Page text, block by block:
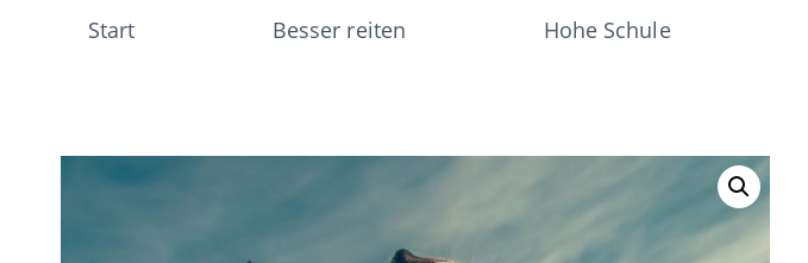
Start Besser reiten Hohe Schule